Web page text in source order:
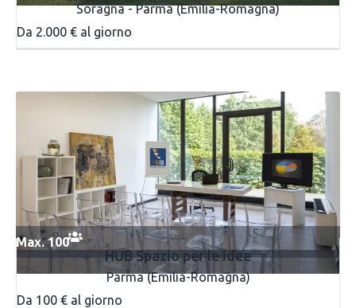
Soragna - Parma (Emilia-Romagna)
Da 2.000 € al giorno
Max. 100
HUB Spazio per le Idee
Parma (Emilia-Romagna)
Da 100 € al giorno